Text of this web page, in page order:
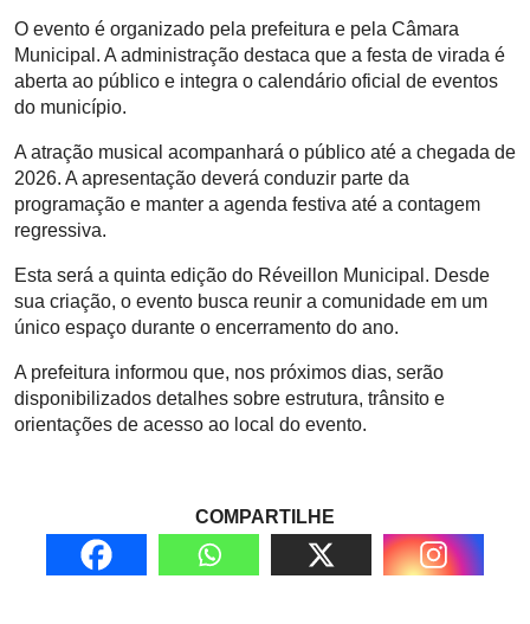
O evento é organizado pela prefeitura e pela Câmara
Municipal. A administração destaca que a festa de virada é
aberta ao público e integra o calendário oficial de eventos
do município.
A atração musical acompanhará o público até a chegada de
2026. A apresentação deverá conduzir parte da
programação e manter a agenda festiva até a contagem
regressiva.
Esta será a quinta edição do Réveillon Municipal. Desde
sua criação, o evento busca reunir a comunidade em um
único espaço durante o encerramento do ano.
A prefeitura informou que, nos próximos dias, serão
disponibilizados detalhes sobre estrutura, trânsito e
orientações de acesso ao local do evento.
COMPARTILHE